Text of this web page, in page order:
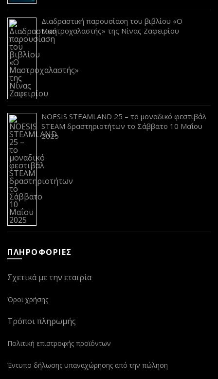
Διαδραστική παρουσίαση του βιβλίου «Ο
Μαστροχαλαστής» της Νίνας Ζαφειρίου
NOESIS STEAMLAND 25 – το μοναδικό φεστιβάλ
STEAM δραστηριοτήτων το Σάββατο 10 Μαΐου
2025
ΠΛΗΡΟΦΟΡΙΕΣ
Σχετικά με την εταιρία
Όροι χρήσης
Τρόποι πληρωμής
Πολιτική επιστροφής προϊόντων
Έντυπο δήλωσης υπαναχώρησης από την πώληση